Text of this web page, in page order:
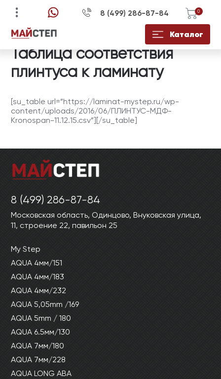
УЗНАЙТЕ ЦЕНУ СО
СКИДКОЙ НА
МЕНЕДЖЕР СВЯЖЕТСЯ С ВАМИ В
ТЕЧЕНИЕ 15 МИНУТ
ЕСТЬ ВОПРОСЫ?
ЗАПОЛНИТЕ ФОРМУ И НАШ
МЕНЕДЖЕР СВЯЖЕТСЯ С ВАМИ В
УТОЧНЕНИЯ ДЕТАЛЕЙ
ОТПРАВИТЬ
Ваши данные не будут переданы третьим
КУПИТЬ В 1 КЛИК
ЗАПОЛНИТЕ ФОРМУ И НАШ
МЕНЕДЖЕР СВЯЖЕТСЯ С ВАМИ В
УТОЧНЕНИЯ ДЕТАЛЕЙ
ОТПРАВИТЬ
Ваши данные не будут переданы третьим
8 (499) 286-87-84 0
Каталог
Таблица соответствия
плинтуса к ламинату
[su_table url=”https://laminat-mystep.ru/wp-
content/uploads/2016/06/ПЛИНТУС-МДФ-
Kronospan-11.12.15.csv”][/su_table]
8 (499) 286-87-84
Московская область, Одинцово, Внуковская улица,
11, строение 22, павильон 25
My Step
AQUA 4мм/151
AQUA 4мм/183
AQUA 4мм/232
AQUA 5,05mm /169
AQUA 5mm / 180
AQUA 6.5мм/130
AQUA 7мм/180
AQUA 7мм/228
AQUA LONG ABA